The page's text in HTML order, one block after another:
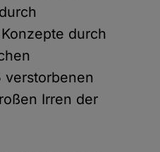
durch
Irren der